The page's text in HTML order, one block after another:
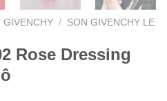
GIVENCHY / SON GIVENCHY LE
Rose Dressing